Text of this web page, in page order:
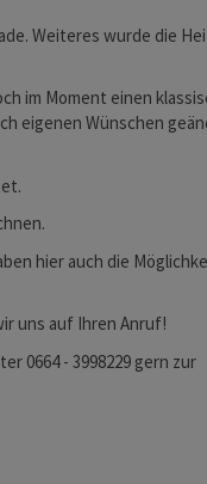
Weiteres wurde die
im Moment einen
eigenen Wünschen
hier auch die
uns auf Ihren Anruf!
0664 - 3998229 gern zur